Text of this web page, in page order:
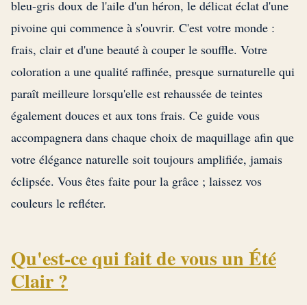
bleu-gris doux de l'aile d'un héron, le délicat éclat d'une
pivoine qui commence à s'ouvrir. C'est votre monde :
frais, clair et d'une beauté à couper le souffle. Votre
coloration a une qualité raffinée, presque surnaturelle qui
paraît meilleure lorsqu'elle est rehaussée de teintes
également douces et aux tons frais. Ce guide vous
accompagnera dans chaque choix de maquillage afin que
votre élégance naturelle soit toujours amplifiée, jamais
éclipsée. Vous êtes faite pour la grâce ; laissez vos
couleurs le refléter.
Qu'est-ce qui fait de vous un Été
Clair ?